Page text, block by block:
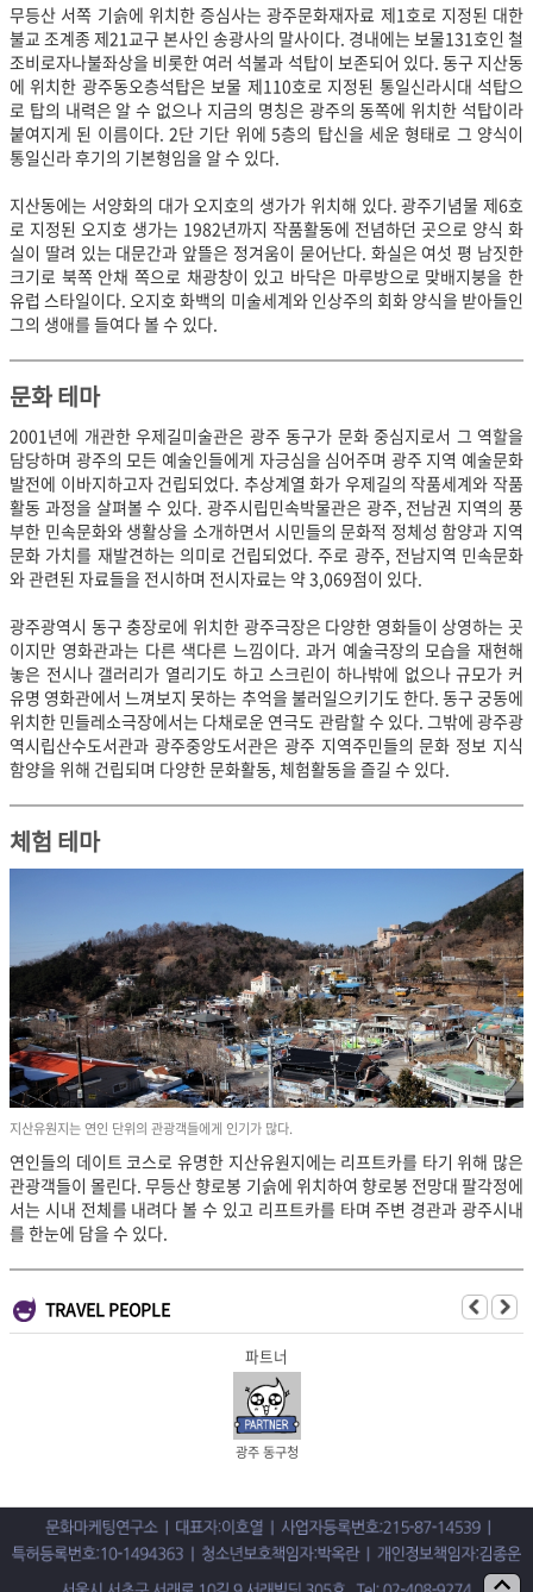
무등산 서쪽 기슭에 위치한 증심사는 광주문화재자료 제1호로 지정된 대한
불교 조계종 제21교구 본사인 송광사의 말사이다. 경내에는 보물131호인 철
조비로자나불좌상을 비롯한 여러 석불과 석탑이 보존되어 있다. 동구 지산동
에 위치한 광주동오층석탑은 보물 제110호로 지정된 통일신라시대 석탑으
로 탑의 내력은 알 수 없으나 지금의 명칭은 광주의 동쪽에 위치한 석탑이라
붙여지게 된 이름이다. 2단 기단 위에 5층의 탑신을 세운 형태로 그 양식이
통일신라 후기의 기본형임을 알 수 있다.
지산동에는 서양화의 대가 오지호의 생가가 위치해 있다. 광주기념물 제6호
로 지정된 오지호 생가는 1982년까지 작품활동에 전념하던 곳으로 양식 화
실이 딸려 있는 대문간과 앞뜰은 정겨움이 묻어난다. 화실은 여섯 평 남짓한
크기로 북쪽 안채 쪽으로 채광창이 있고 바닥은 마루방으로 맞배지붕을 한
유럽 스타일이다. 오지호 화백의 미술세계와 인상주의 회화 양식을 받아들인
그의 생애를 들여다 볼 수 있다.
문화 테마
2001년에 개관한 우제길미술관은 광주 동구가 문화 중심지로서 그 역할을
담당하며 광주의 모든 예술인들에게 자긍심을 심어주며 광주 지역 예술문화
발전에 이바지하고자 건립되었다. 추상계열 화가 우제길의 작품세계와 작품
활동 과정을 살펴볼 수 있다. 광주시립민속박물관은 광주, 전남권 지역의 풍
부한 민속문화와 생활상을 소개하면서 시민들의 문화적 정체성 함양과 지역
문화 가치를 재발견하는 의미로 건립되었다. 주로 광주, 전남지역 민속문화
와 관련된 자료들을 전시하며 전시자료는 약 3,069점이 있다.
광주광역시 동구 충장로에 위치한 광주극장은 다양한 영화들이 상영하는 곳
이지만 영화관과는 다른 색다른 느낌이다. 과거 예술극장의 모습을 재현해
놓은 전시나 갤러리가 열리기도 하고 스크린이 하나밖에 없으나 규모가 커
유명 영화관에서 느껴보지 못하는 추억을 불러일으키기도 한다. 동구 궁동에
위치한 민들레소극장에서는 다채로운 연극도 관람할 수 있다. 그밖에 광주광
역시립산수도서관과 광주중앙도서관은 광주 지역주민들의 문화 정보 지식
함양을 위해 건립되며 다양한 문화활동, 체험활동을 즐길 수 있다.
체험 테마
지산유원지는 연인 단위의 관광객들에게 인기가 많다.
연인들의 데이트 코스로 유명한 지산유원지에는 리프트카를 타기 위해 많은
관광객들이 몰린다. 무등산 향로봉 기슭에 위치하여 향로봉 전망대 팔각정에
서는 시내 전체를 내려다 볼 수 있고 리프트카를 타며 주변 경관과 광주시내
를 한눈에 담을 수 있다.
TRAVEL PEOPLE
파트너
광주 동구청